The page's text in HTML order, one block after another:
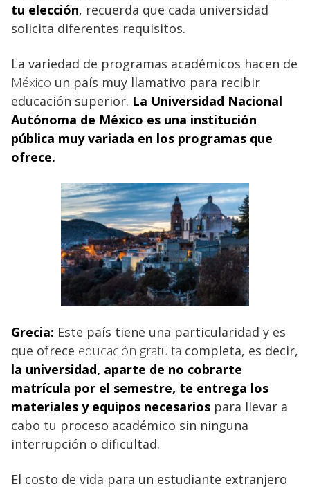
tu elección, recuerda que cada universidad
solicita diferentes requisitos.
La variedad de programas académicos hacen de
México un país muy llamativo para recibir
educación superior. La Universidad Nacional
Autónoma de México es una institución
pública muy variada en los programas que
ofrece.
Grecia: Este país tiene una particularidad y es
que ofrece educación gratuita completa, es decir,
la universidad, aparte de no cobrarte
matrícula por el semestre, te entrega los
materiales y equipos necesarios para llevar a
cabo tu proceso académico sin ninguna
interrupción o dificultad.
El costo de vida para un estudiante extranjero